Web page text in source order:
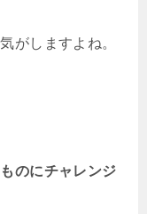
がしますよね。
のにチャレンジ